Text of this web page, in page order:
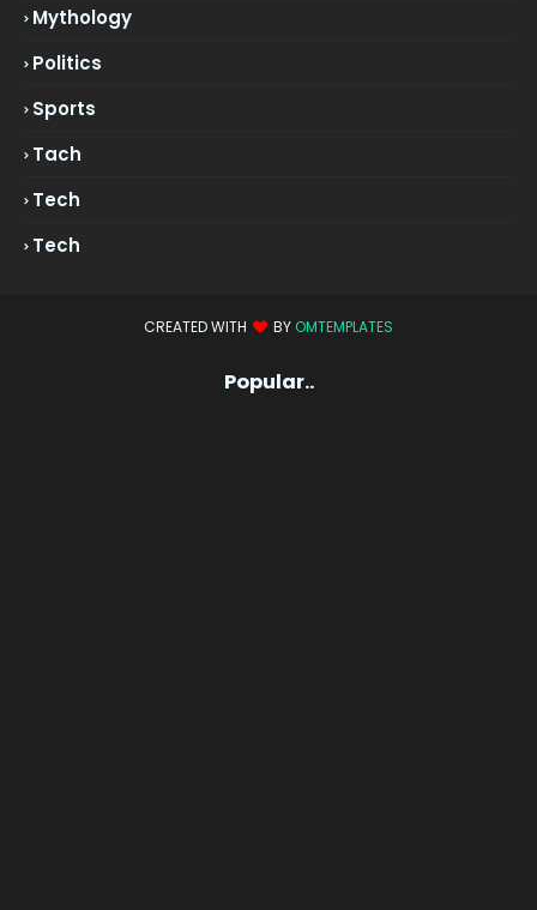
Mythology
Politics
Sports
Tach
Tech
Tech
CREATED WITH BY OMTEMPLATES
Popular..